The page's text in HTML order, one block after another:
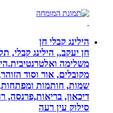
הילינג קבלי חן
חן יעקב,, הילינג קבלי, תל
משלימה ואלטרנטיבית.הילינג
מקובלים, אור וסוד הזוהר, גוף
שמות, חותמות ומפתחות,
דיכאון, בריאות,פרנסה,
סילוק עין רעה